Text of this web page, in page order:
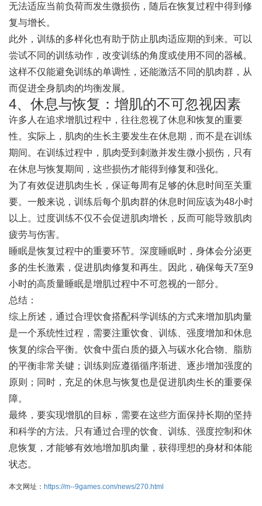
无法适应当前负荷而发生微损伤，随后在恢复过程中得到修
复与增长。
此外，训练的多样化也有助于防止肌肉适应期的到来。可以
尝试不同的训练动作，改变训练的角度或使用不同的器械。
这样不仅能避免训练的单调性，还能激活不同的肌肉群，从
而促进全身肌肉的均衡发展。
4、休息与恢复：增肌的不可忽视因素
许多人在追求增肌过程中，往往忽视了休息和恢复的重要
性。实际上，肌肉的生长主要发生在休息期，而不是在训练
期间。在训练过程中，肌肉受到刺激并发生微小损伤，只有
在休息与恢复期间，这些损伤才能得到修复和强化。
为了有效促进肌肉生长，保证每周有足够的休息时间至关重
要。一般来说，训练后每个肌肉群的休息时间应该为48小时
以上。过度训练不仅不会促进肌肉增长，反而可能导致肌肉
疲劳与伤害。
睡眠是恢复过程中的重要环节。深度睡眠时，身体会分泌更
多的生长激素，促进肌肉修复和再生。因此，确保每天7至9
小时的高质量睡眠是增肌过程中不可忽视的一部分。
总结：
综上所述，通过合理饮食搭配科学训练的方式来增加肌肉量
是一个系统性过程，需要注重饮食、训练、强度增加和休息
恢复的综合平衡。饮食中蛋白质的摄入与碳水化合物、脂肪
的平衡非常关键；训练则应遵循循序渐进、逐步增加强度的
原则；同时，充足的休息与恢复也是促进肌肉生长的重要保
障。
最终，要实现增肌的目标，需要在这些方面保持长期的坚持
和科学的方法。只有通过合理的饮食、训练、强度控制和休
息恢复，才能够有效地增加肌肉量，获得理想的身材和体能
状态。
本文网址： https://m--9games.com/news/270.html